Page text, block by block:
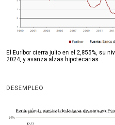
El Euríbor cierra julio en el 2,855%, su
2024, y avanza alzas hipotecarias
DESEMPLEO